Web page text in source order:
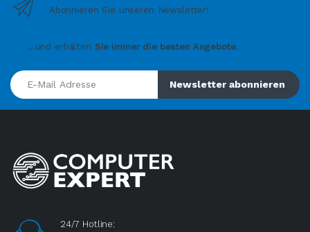
Abonnieren Sie unseren Newsletter!
...und erhalten Sie immer die besten Angebote.
E-Mail Adresse
Newsletter abonnieren
24/7 Hotline: